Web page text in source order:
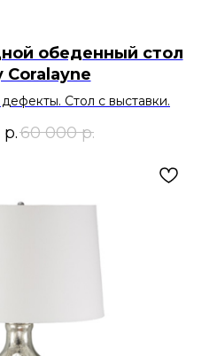
обеденный стол
Coralayne
Стол с выставки.
р.60 000 р.